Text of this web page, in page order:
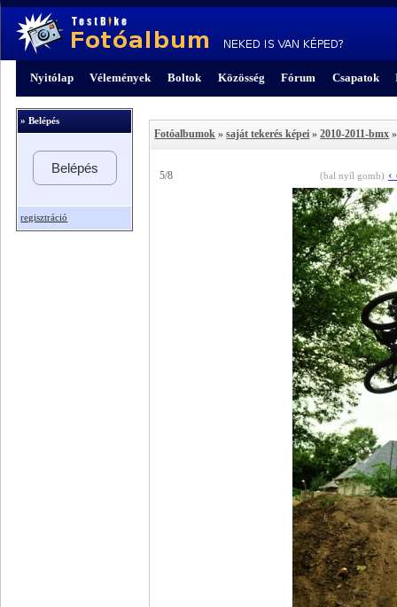
Nyitólap Vélemények Boltok Közösség Fórum Csapatok
» Belépés
Belépés
regisztráció
Fotóalbumok »saját tekerés képei »2010-2011-bmx
5/8 (bal nyíl gomb) ‹